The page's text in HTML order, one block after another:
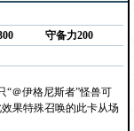
守备力200
＠伊格尼斯者”怪兽可
果特殊召唤的此卡从场